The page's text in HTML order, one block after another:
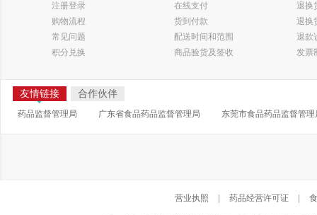
注册登录
购物流程
常见问题
积分兑换
在线支付
货到付款
配送时间和范围
商品验货及签收
退换
退换
退款
发票
友情链接 合作伙伴
药品监督管理局 广东省食品药品监督管理局 东莞市食品药品监督管理
营业执照 药品经营许可证